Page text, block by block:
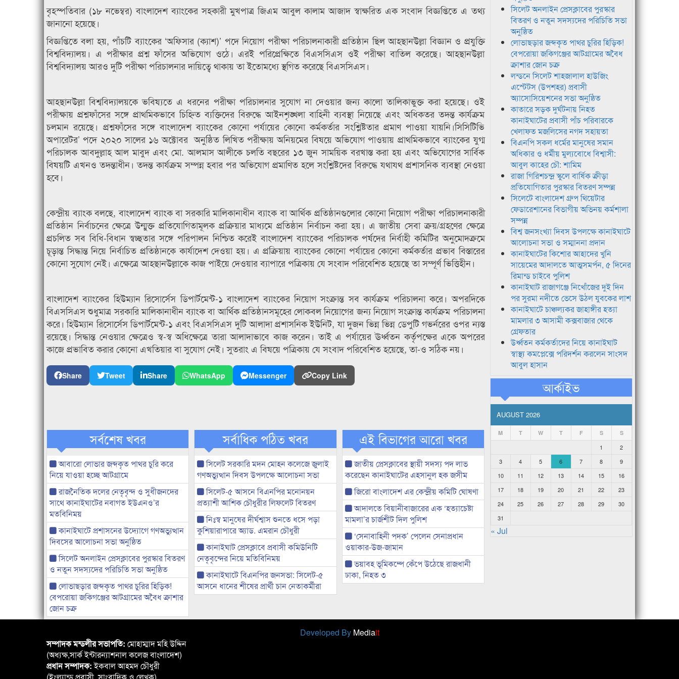
বৃহস্পতিবার (১৮ নভেম্বর) বাংলাদেশ ব্যাংকের সহকারী মুখপাত্র জিএম আবুল কালাম আজাদ স্বাক্ষরিত এক সংবাদ বিজ্ঞপ্তিতে এ তথ্য
জানানো হয়েছে।
বিজ্ঞপ্তিতে বলা হয়, পাঁচটি ব্যাংকের ‘অফিসার (ক্যাশ)’ পদে নিয়োগ পরীক্ষা পরিচালনাকারী প্রতিষ্ঠান ছিল আহছানউল্লা বিজ্ঞান ও প্রযুক্তি
বিশ্ববিদ্যালয়। এ পরীক্ষার প্রশ্ন ফাঁসের অভিযোগ ওঠে। এরই পরিপ্রেক্ষিতে বিএসসিএস ওই পরীক্ষা বাতিল করেছে। আহছানউল্লা
বিশ্ববিদ্যালয় আরও দুটি পরীক্ষা পরিচালনার দায়িত্বে থাকায় তা ইতোমধ্যে স্থগিত করেছে বিএসসিএস।
আহছানউল্লা বিশ্ববিদ্যালয়কে ভবিষ্যতে এ ধরনের পরীক্ষা পরিচালনার সুযোগ না দেওয়ার জন্য কালো তালিকাভুক্ত করা হয়েছে। ওই
পরীক্ষায় প্রশ্নফাঁসের সঙ্গে প্রাথমিকভাবে চিহ্নিত ব্যক্তিদের বিরুদ্ধে আইনশৃঙ্খলা বাহিনী ব্যবস্থা নিয়েছে এবং অধিকতর তদন্ত কার্যক্রম
চলমান রয়েছে। প্রশ্নফাঁসের সঙ্গে বাংলাদেশ ব্যাংকের কোনো পর্যায়ের কোনো কর্মকর্তার সংশ্লিষ্টতার প্রমাণ পাওয়া যায়নি।সিসিটিভি
অপারেটর’ পদে ২০২০ সালের ১৬ অক্টোবর অনুষ্ঠিত লিখিত পরীক্ষায় অনিয়মের বিষয়ে অভিযোগ পাওয়ায় প্রাথমিকভাবে ব্যাংকের যুগ্ম
পরিচালক আবদুল্লাহ আল মাবুদ এবং মো. আলমাস আলীকে চলতি বছরের ১৩ জুন সাময়িক বরখাস্ত করা হয় এবং অভিযোগের সার্বিক
বিষয়টি এখনও তদন্তাধীন। তদন্ত কার্যক্রম সম্পন্ন হবার পর অভিযোগ প্রমাণিত হলে সংশ্লিষ্টদের বিরুদ্ধে যথাযথ প্রশাসনিক ব্যবস্থা নেওয়া
হবে।
কেন্দ্রীয় ব্যাংক বলছে, বাংলাদেশ ব্যাংক বা সরকারি মালিকানাধীন ব্যাংক বা আর্থিক প্রতিষ্ঠানগুলোর কোনো নিয়োগ পরীক্ষা পরিচালনাকারী
প্রতিষ্ঠান নির্বাচনের ক্ষেত্রে উন্মুক্ত প্রতিযোগিতামূলক প্রক্রিয়ার মাধ্যমে প্রতিষ্ঠান নির্বাচন করা হয়। এ জাতীয় সেবা ক্রয়/গ্রহণের ক্ষেত্রে
প্রচলিত সব বিধি-বিধান স্বচ্ছতার সঙ্গে পরিপালন নিশ্চিত করেই বাংলাদেশ ব্যাংকের পরিচালক পর্ষদের নির্বাহী কমিটির অনুমোদক্রমে
চূড়ান্ত সিদ্ধান্ত নিয়ে নির্বাচিত প্রতিষ্ঠানকে কার্যাদেশ দেওয়া হয়। এ প্রক্রিয়ায় ব্যাংকের কোনো পর্যায়ের কোনো কর্মকর্তার প্রভাব বিস্তারের
কোনো সুযোগ নেই। এক্ষেত্রে আহছানউল্লাকে কাজ পাইয়ে দেওয়ার ব্যাপারে পত্রিকায় যে সংবাদ পরিবেশিত হয়েছে তা সম্পূর্ণ ভিত্তিহীন।
বাংলাদেশ ব্যাংকের হিউম্যান রিসোর্সেস ডিপার্টমেন্ট-১ বাংলাদেশ ব্যাংকের নিয়োগ সংক্রান্ত সব কার্যক্রম পরিচালনা করে। অপরদিকে
বিএসসিএস শুধুমাত্র সরকারি মালিকানাধীন ব্যাংক বা আর্থিক প্রতিষ্ঠানসমূহের লোকবল নিয়োগের জন্য নিয়োগ সংক্রান্ত কার্যক্রম পরিচালনা
করে। হিউম্যান রিসোর্সেস ডিপার্টমেন্ট-১ এবং বিএসসিএস দুটি আলাদা প্রশাসনিক ইউনিট, যা দুজন ভিন্ন ভিন্ন ডেপুটি গভর্নরের ওপর ন্যস্ত
রয়েছে। সিদ্ধান্ত নেওয়ার ক্ষেত্রেও স্ব-স্ব অধিক্ষেত্রে তারা আলাদাভাবে কাজ করেন। তাই এ পর্যায়ের ঊর্ধ্বতন কর্তৃপক্ষের একে অপরের
কাজে প্রভাবিত করার কোনো এখতিয়ার বা সুযোগ নেই। সুতরাং এ বিষয়ে পত্রিকায় যে সংবাদ পরিবেশিত হয়েছে, তা-ও সঠিক নয়।
Share Tweet Share WhatsApp Messenger Copy Link
সর্বশেষ খবর
আবারো লোভার জব্দকৃত পাথর চুরি করে
নিয়ে যাওয়া হচ্ছে আটগ্রামে
রাজনৈতিক দলের নেতৃবৃন্দ ও সুধীজনদের
সাথে কানাইঘাটের নবাগত ইউএনও’র
মতবিনিময়
কানাইঘাটে প্রশাসনের উদ্যোগে গণঅভ্যুত্থান
দিবসের আলোচনা সভা অনুষ্ঠিত
সিলেট অনলাইন প্রেসক্লাবের পুরস্কার বিতরণ
ও নতুন সদস্যদের পরিচিতি সভা অনুষ্ঠিত
লোভাছড়ার জব্দকৃত পাথর চুরির হিড়িক!
বেপরোয়া জকিগঞ্জের আটগ্রামের অবৈধ ক্রাশার
জোন চক্র
সর্বাধিক পঠিত খবর
সিলেট সরকারি মদন মোহন কলেজে জুলাই
গণঅভ্যুত্থান দিবস উপলক্ষে আলোচনা সভা
সিলেট-৫ আসনে বিএনপির মনোনয়ন
প্রত্যাশী আশিক চৌধুরীর লিফলেট বিতরণ
নিঃস্ব মানুষের দীর্ঘশ্বাস শুনতে ধসে পড়া
কুশিয়ারাপারে অ্যাড. এমরান চৌধুরী
কানাইঘাট প্রেসক্লাবে প্রবাসী কমিউনিটি
নেতৃবৃন্দের নিয়ে মতিবিনিময়
কানাইঘাটে বিএনপির জনসভা: সিলেট-৫
আসনে ধানের শীষের প্রার্থী চান নেতাকর্মীরা
এই বিভাগের আরো খবর
জাতীয় প্রেসক্লাবের স্থায়ী সদস্য পদ লাভ
করেছেন কানাইঘাটের এহসানুল হক জসীম
জিরো বাংলাদেশ এর কেন্দ্রীয় কমিটি ঘোষণা
আদালতে বিয়ানীবাজারের এক ‘হত্যাচেষ্টা
মামলা’র চার্জশীট দিল পুলিশ
‘সেনাবাহিনী পদক’ পেলেন সেনাপ্রধান
ওয়াকার-উজ-জামান
ভয়াবহ ভূমিকম্পে কেঁপে উঠেছে রাজধানী
ঢাকা, নিহত ৩
সিলেট অনলাইন প্রেসক্লাবের পুরস্কার
বিতরণ ও নতুন সদস্যদের পরিচিতি সভা
অনুষ্ঠিত
লোভাছড়ার জব্দকৃত পাথর চুরির হিড়িক!
বেপরোয়া জকিগঞ্জের আটগ্রামের অবৈধ
ক্রাশার জোন চক্র
লন্ডনে সিলেট শাহজালাল হাউজিং
এস্টেটস (উপশহর) প্রবাসী
অ্যাসোসিয়েশনের সভা অনুষ্ঠিত
কাতারে সড়ক দুর্ঘটনায় নিহত
কানাইঘাটের প্রবাসী পাঁচ পরিবারকে
খেলাফত মজলিসের নগদ সহায়তা
বিএনপি সকল ধর্মের মানুষের সমান
অধিকার ও ধর্মীয় মুল্যবোধে বিশ্বাসী:
আবুল কাহের চৌ: শামিম
রাজা গিরিশচন্দ্র স্কুলে বার্ষিক ক্রীড়া
প্রতিযোগিতার পুরস্কার বিতরণ সম্পন্ন
সিলেটে বাংলাদেশ গ্রুপ থিয়েটার
ফেডারেশানের বিভাগীয় অভিনয় কর্মশালা
সম্পন্ন
বিশ্ব জনসংখ্যা দিবস উপলক্ষে কানাইঘাটে
আলোচনা সভা ও সম্মাননা প্রদান
কানাইঘাটের কিশোর আহাদের খুনি
সায়েমের আদালতে আত্মসমর্পন, ৫ দিনের
রিমান্ড চাইবে পুলিশ
কানাইঘাট রাজাগঞ্জে নিখোঁজের দুই দিন
পর সুরমা নদীতে ভেসে উঠল যুবকের লাশ
কানাইঘাটে চাঞ্চল্যকর জাহাঙ্গীর হত্যা
মামলার ৩ আসামী কক্সবাজার থেকে
গ্রেফতার
উর্ধ্বতন কর্মকর্তাদের নিয়ে কানাইঘাট
স্বাস্থ্য কমপ্লেক্সে পরিদর্শন করলেন সাংসদ
আবুল হাসান
আর্কাইভ
AUGUST 2026
M T W T F S S
1
2
3
4 5 6 7 8
9
10
11 12 13 14 15
16
17
18 19 20 21 22
23
24
25 26 27 28 29
30
31
« Jul
Developed By Mediait
সম্পাদক মন্ডলীর সভাপতি: মোহাম্মাদ মহি উদ্দিন
(অধ্যক্ষ,সার্ক ইন্টারন্যাশনাল কলেজ বাংলাদেশ)
প্রধান সম্পাদক:ইকবাল আহমদ চৌধুরী